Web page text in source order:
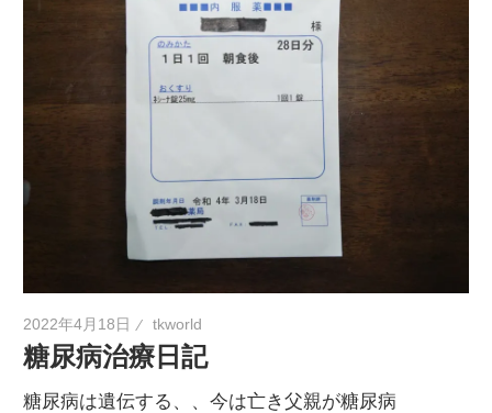
2022年4月18日 tkworld
糖尿病治療日記
糖尿病は遺伝する、、今は亡き父親が糖尿病